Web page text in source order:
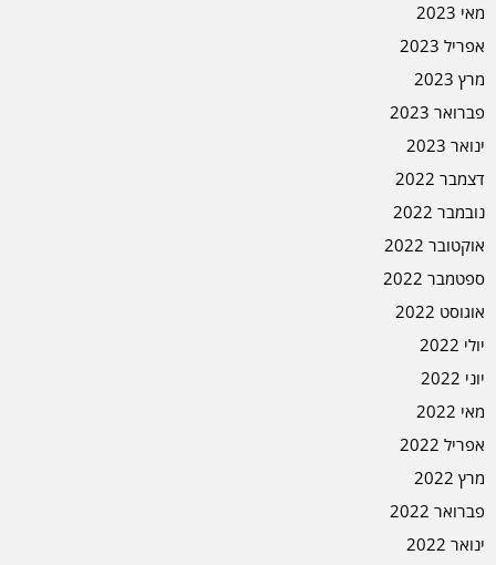
מאי 2023
אפריל 2023
מרץ 2023
פברואר 2023
ינואר 2023
דצמבר 2022
נובמבר 2022
אוקטובר 2022
ספטמבר 2022
אוגוסט 2022
יולי 2022
יוני 2022
מאי 2022
אפריל 2022
מרץ 2022
פברואר 2022
ינואר 2022